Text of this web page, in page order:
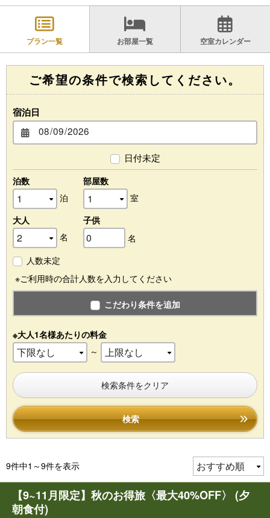
プラン一覧 お部屋一覧 空室カレンダー
ご希望の条件で検索してください。
宿泊日
日付未定
泊数
泊
部屋数
室
大人
名
子供
名
人数未定
※ご利用時の合計人数を入力してください
こだわり条件を追加
※大人1名様あたりの料金
～
検索条件をクリア
検索
9件中1～9件を表示
【9~11月限定】秋のお得旅〈最大40%OFF〉 (夕
朝食付)